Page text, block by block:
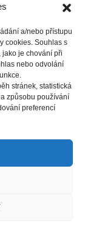
a/nebo přístupu
cookies. Souhlas s
je chování při
nebo odvolání
stránek, statistická
způsobu používání
preferencí